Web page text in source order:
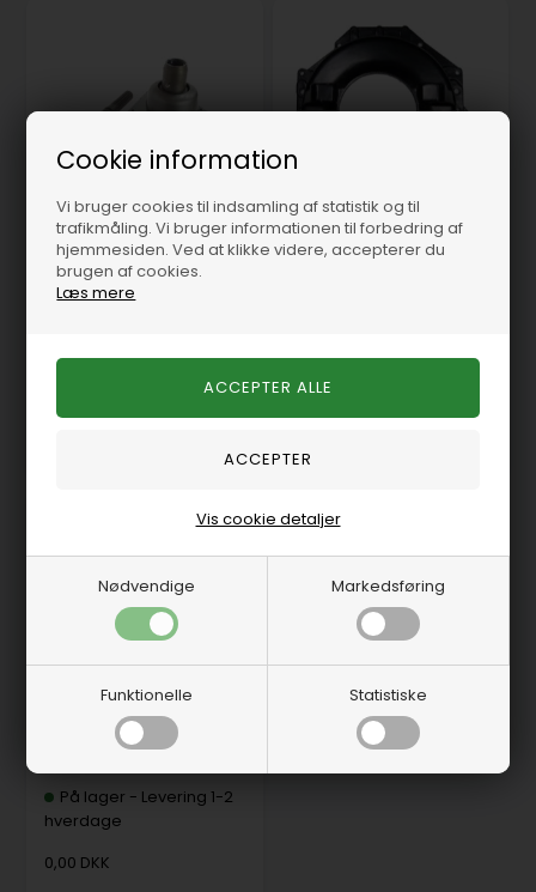
Cookie information
Vi bruger cookies til indsamling af statistik og til
trafikmåling. Vi bruger informationen til forbedring af
hjemmesiden. Ved at klikke videre, accepterer du
brugen af cookies.
Læs mere
Nødvendige Markedsføring
Funktionelle Statistiske
Vis cookie detaljer
SIE182175
Motor koblingssæt
HGE101
3.508,70 DKK
Hjælp, jeg fandt ikke
På lager - Levering 1-2
hverdage
0,00 DKK